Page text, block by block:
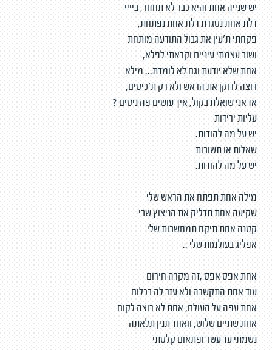
יש שנייה אחת והיא כבר לא תחזור, ביייי
דלת אחת נסגרת דלת אחת נפתחת,
פקחתי ת׳עין את גבול התודעה מותחת
ושוב עצמתי עיניים וקראתי לפלא,
אחת שלא יודעת וגם לא לומדת... מילא
רוצה לרוקן את הראש ולא רק ת'כיסים,
אז אני שואלת בקול, איך עושים פה ניסים ?
עליות ירידות
יש על מה להודות.
שאלות או תשובות
יש על מה להודות.
מילה אחת תפתח את הראש שלי
שקיעה אחת תדליק את הניצוץ שבי
קטנה אחת תיקח תמחשבות שלי
אפליג בעולמות שלי ..
אחת אפס אפס ,זה מקרה חירום
עוד אחת התקשרה ולא עזר לה בכלום
אחת עפה על העולם, אחת לא רוצה לקום
אחת שתיים שלוש, וואחד תנין תלאתה
נשמתי עד עשר ופתאום קלטתי